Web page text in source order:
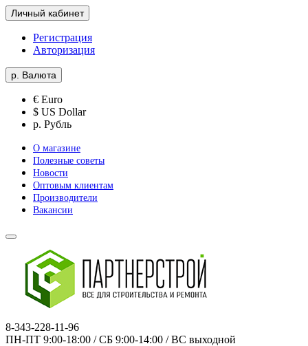
Личный кабинет
Регистрация
Авторизация
р. Валюта
€ Euro
$ US Dollar
р. Рубль
О магазине
Полезные советы
Новости
Оптовым клиентам
Производители
Вакансии
8-343-228-11-96
ПН-ПТ 9:00-18:00 / СБ 9:00-14:00 / ВС выходной